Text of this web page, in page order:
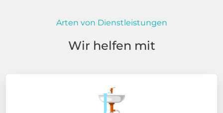
Arten von Dienstleistungen
Wir helfen mit